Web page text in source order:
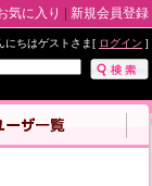
気に入り 新規会員登録
にちはゲストさま[ ログイン ]